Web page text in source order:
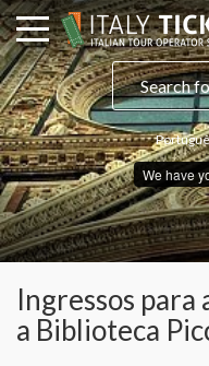
We have
Ingressos para
a Biblioteca